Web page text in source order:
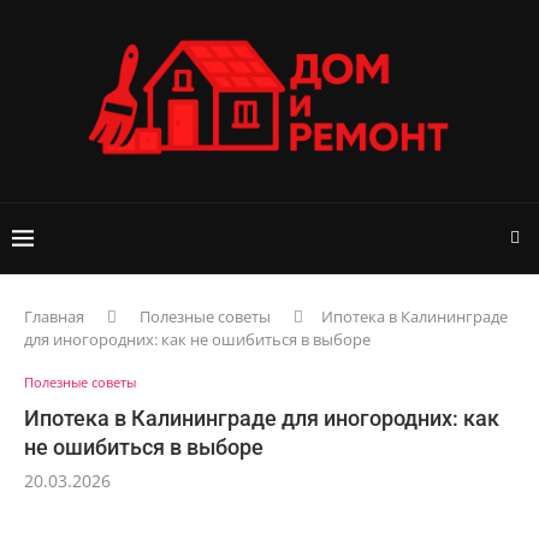
Главная Полезные советы
Ипотека в Калининграде
для иногородних: как не ошибиться в выборе
Полезные советы
Ипотека в Калининграде для иногородних: как
не ошибиться в выборе
20.03.2026